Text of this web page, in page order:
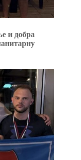
и добра